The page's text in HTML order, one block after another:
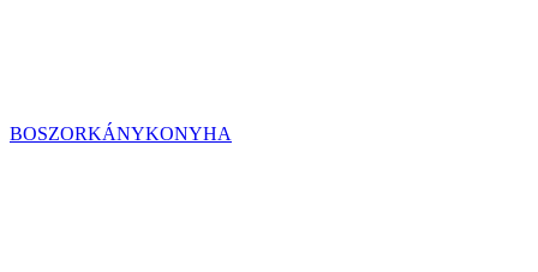
BOSZORKÁNYKONYHA